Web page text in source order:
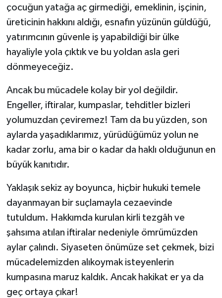
çocuğun yatağa aç girmediği, emeklinin, işçinin,
üreticinin hakkını aldığı, esnafın yüzünün güldüğü,
yatırımcının güvenle iş yapabildiği bir ülke
hayaliyle yola çıktık ve bu yoldan asla geri
dönmeyeceğiz.
Ancak bu mücadele kolay bir yol değildir.
Engeller, iftiralar, kumpaslar, tehditler bizleri
yolumuzdan çeviremez! Tam da bu yüzden, son
aylarda yaşadıklarımız, yürüdüğümüz yolun ne
kadar zorlu, ama bir o kadar da haklı olduğunun en
büyük kanıtıdır.
Yaklaşık sekiz ay boyunca, hiçbir hukuki temele
dayanmayan bir suçlamayla cezaevinde
tutuldum. Hakkımda kurulan kirli tezgâh ve
şahsıma atılan iftiralar nedeniyle ömrümüzden
aylar çalındı. Siyaseten önümüze set çekmek, bizi
mücadelemizden alıkoymak isteyenlerin
kumpasına maruz kaldık. Ancak hakikat er ya da
geç ortaya çıkar!